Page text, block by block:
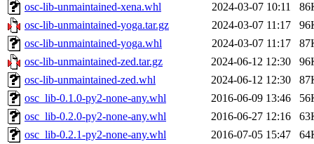
osc-lib-unmaintained-xena.whl
2024-03-07 10:11
osc-lib-unmaintained-yoga.tar.gz
2024-03-07 11:17
osc-lib-unmaintained-yoga.whl
2024-03-07 11:17
osc-lib-unmaintained-zed.tar.gz
2024-06-12 12:30
osc-lib-unmaintained-zed.whl
2024-06-12 12:30
osc_lib-0.1.0-py2-none-any.whl
2016-06-09 13:46
osc_lib-0.2.0-py2-none-any.whl
2016-06-27 12:16
osc_lib-0.2.1-py2-none-any.whl
2016-07-05 15:47